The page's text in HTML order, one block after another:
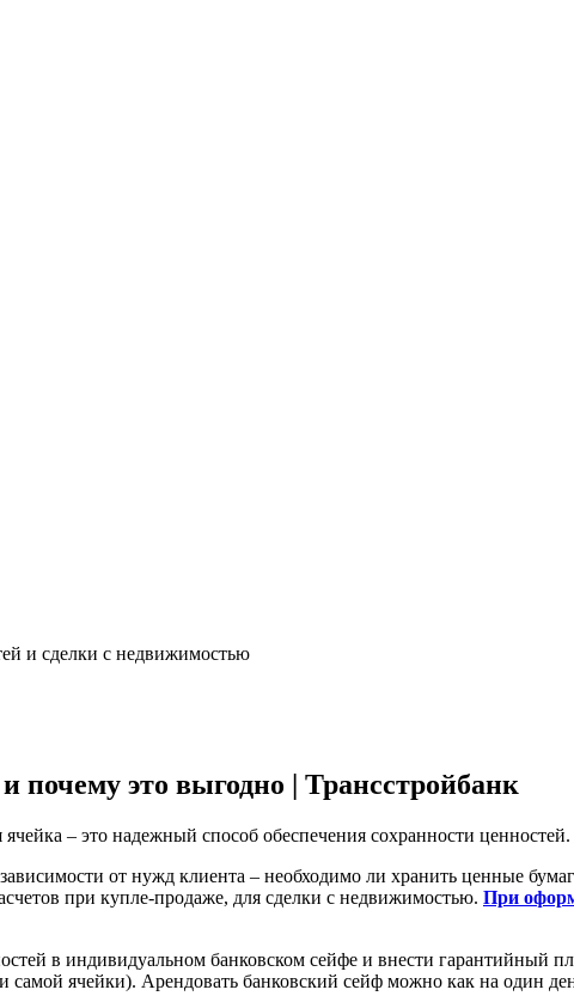
и сделки с недвижимостью
почему это выгодно | Трансстройбанк
– это надежный способ обеспечения сохранности ценностей.
от нужд клиента – необходимо ли хранить ценные
при купле-продаже, для сделки с недвижимостью. При
в индивидуальном банковском сейфе и внести гарантийный
ячейки). Арендовать банковский сейф можно как на один